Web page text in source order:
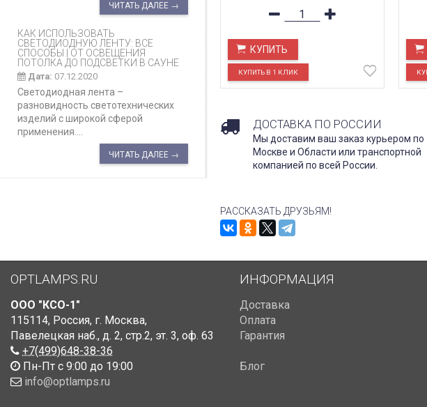
ЧИТАТЬ ДАЛЕЕ →
КАК ИСПОЛЬЗОВАТЬ
СВЕТОДИОДНУЮ ЛЕНТУ: ВСЕ
СПОСОБЫ | ОТ ОСВЕЩЕНИЯ
ПОТОЛКА ДО ПОДСВЕТКИ В САУНЕ
Дата: 07.12.2020
Светодиодная лента –
разновидность светотехнических
изделий с широкой сферой
применения....
ЧИТАТЬ ДАЛЕЕ →
КУПИТЬ
ДОСТАВКА ПО РОССИИ
Мы доставим ваш заказ курьером по
Москве и Области или транспортной
компанией по всей России.
РАССКАЗАТЬ ДРУЗЬЯМ!
OPTLAMPS.RU
ООО "КСО-1"
115114, Россия, г. Москва,
Павелецкая наб., д. 2, стр.2, эт. 3, оф. 63
+7(499)648-38-36
Пн-Пт с 9:00 до 19:00
info@optlamps.ru
ИНФОРМАЦИЯ
Доставка
Оплата
Гарантия
Блог